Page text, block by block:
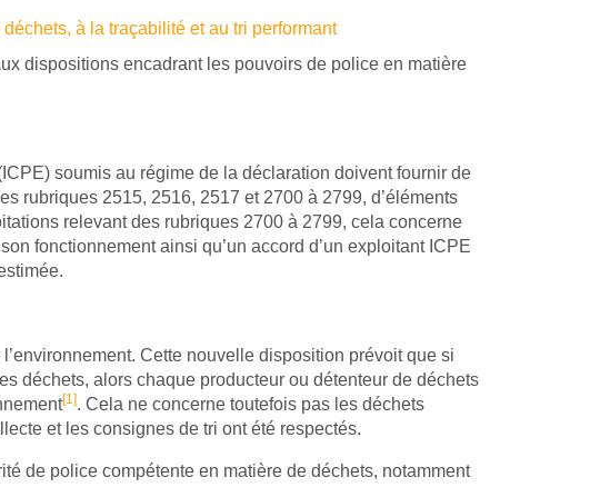
à la traçabilité et au tri performant
dispositions encadrant les pouvoirs de police en matière
soumis au régime de la déclaration doivent fournir de
rubriques 2515, 2516, 2517 et 2700 à 2799, d’éléments
relevant des rubriques 2700 à 2799, cela concerne
fonctionnement ainsi qu’un accord d’un exploitant ICPE
Cette nouvelle disposition prévoit que si
déchets, alors chaque producteur ou détenteur de déchets
[1]. Cela ne concerne toutefois pas les déchets
et les consignes de tri ont été respectés.
de police compétente en matière de déchets, notamment